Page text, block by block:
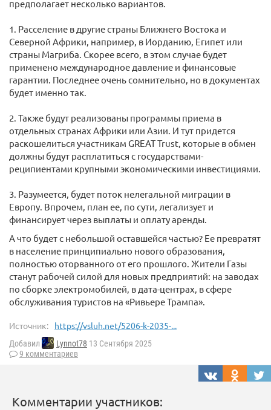
предполагает несколько вариантов.
1. Расселение в другие страны Ближнего Востока и
Северной Африки, например, в Иорданию, Египет или
страны Магриба. Скорее всего, в этом случае будет
применено международное давление и финансовые
гарантии. Последнее очень сомнительно, но в документах
будет именно так.
2. Также будут реализованы программы приема в
отдельных странах Африки или Азии. И тут придется
раскошелиться участникам GREAT Trust, которые в обмен
должны будут расплатиться с государствами-
реципиентами крупными экономическими инвестициями.
3. Разумеется, будет поток нелегальной миграции в
Европу. Впрочем, план ее, по сути, легализует и
финансирует через выплаты и оплату аренды.
А что будет с небольшой оставшейся частью? Ее превратят
в население принципиально нового образования,
полностью оторванного от его прошлого. Жители Газы
станут рабочей силой для новых предприятий: на заводах
по сборке электромобилей, в дата-центрах, в сфере
обслуживания туристов на «Ривьере Трампа».
Источник: https://vsluh.net/5206-k-2035-...
Добавил Lynnot78 13 Сентября 2025
9 комментариев
Комментарии участников: